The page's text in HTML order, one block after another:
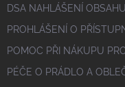
DSA NAHLÁŠENÍ OBSAHU
PROHLÁŠENÍ O
POMOC PŘI NÁKUPU
PÉČE O PRÁDLO A